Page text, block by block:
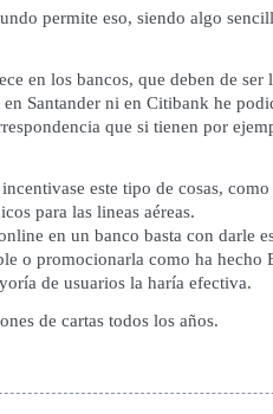
permite eso, siendo algo
en los bancos, que deben de ser
Santander ni en Citibank he
que si tienen por
este tipo de cosas, como
para las lineas aéreas.
en un banco basta con darle
o promocionarla como ha hecho
de usuarios la haría efectiva.
de cartas todos los años.